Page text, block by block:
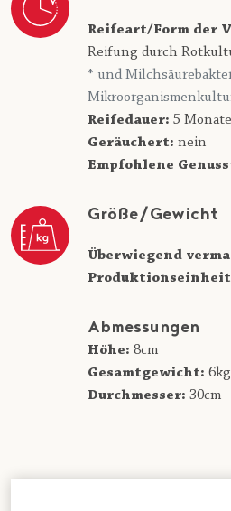
Reifeart/Form der
Reifung durch
* und
Reifedauer: 5 Monate
Geräuchert: nein
Empfohlene
Größe/Gewicht
Überwiegend
Abmessungen
Höhe: 8cm
Gesamtgewicht: 6kg
Durchmesser: 30cm